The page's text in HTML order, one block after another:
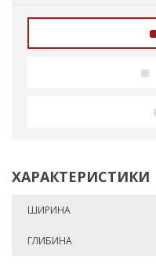
ХАРАКТЕРИСТИКИ
ШИРИНА
ГЛИБИНА